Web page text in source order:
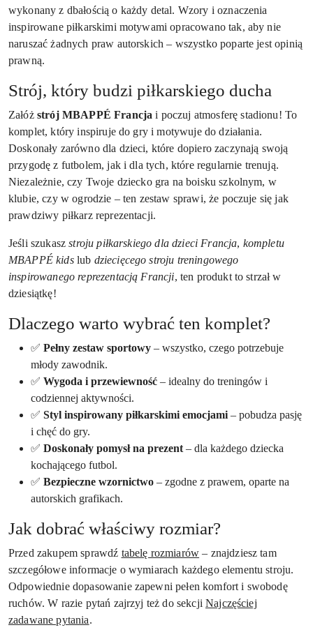
wykonany z dbałością o każdy detal. Wzory i oznaczenia
inspirowane piłkarskimi motywami opracowano tak, aby nie
naruszać żadnych praw autorskich – wszystko poparte jest opinią
prawną.
Strój, który budzi piłkarskiego ducha
Załóż strój MBAPPÉ Francja i poczuj atmosferę stadionu! To
komplet, który inspiruje do gry i motywuje do działania.
Doskonały zarówno dla dzieci, które dopiero zaczynają swoją
przygodę z futbolem, jak i dla tych, które regularnie trenują.
Niezależnie, czy Twoje dziecko gra na boisku szkolnym, w
klubie, czy w ogrodzie – ten zestaw sprawi, że poczuje się jak
prawdziwy piłkarz reprezentacji.
Jeśli szukaszstroju piłkarskiego dla dzieci Francja, kompletu
MBAPPÉ kidslub dziecięcego stroju treningowego
inspirowanego reprezentacją Francji, ten produkt to strzał w
dziesiątkę!
Dlaczego warto wybrać ten komplet?
✅ Pełny zestaw sportowy – wszystko, czego potrzebuje
młody zawodnik.
✅ Wygoda i przewiewność – idealny do treningów i
codziennej aktywności.
✅ Styl inspirowany piłkarskimi emocjami – pobudza pasję
i chęć do gry.
✅ Doskonały pomysł na prezent – dla każdego dziecka
kochającego futbol.
✅ Bezpieczne wzornictwo – zgodne z prawem, oparte na
autorskich grafikach.
Jak dobrać właściwy rozmiar?
Przed zakupem sprawdź tabelę rozmiarów – znajdziesz tam
szczegółowe informacje o wymiarach każdego elementu stroju.
Odpowiednie dopasowanie zapewni pełen komfort i swobodę
ruchów. W razie pytań zajrzyj też do sekcjiNajczęściej
zadawane pytania.